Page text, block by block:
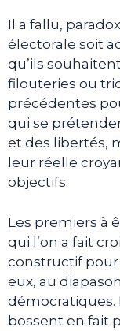
Il a fallu,
électorale soit
qu’ils
filouteries ou
précédentes
qui se
et des libertés,
leur réelle
objectifs.
Les premiers à
qui l’on a fait
constructif pour
eux, au
démocratiques.
bossent en fait